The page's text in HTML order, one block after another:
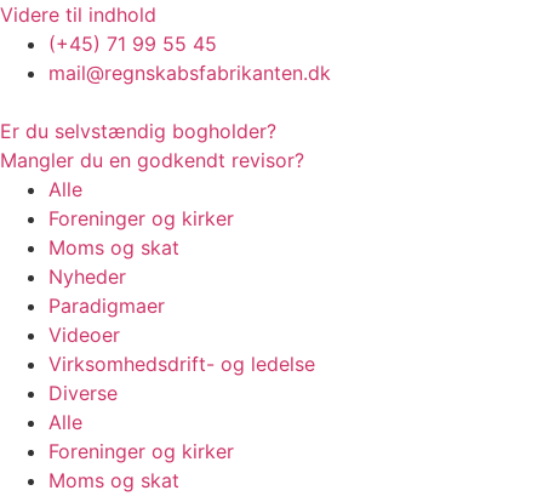
Videre til indhold
(+45) 71 99 55 45
mail@regnskabsfabrikanten.dk
Er du selvstændig bogholder?
Mangler du en godkendt revisor?
Alle
Foreninger og kirker
Moms og skat
Nyheder
Paradigmaer
Videoer
Virksomhedsdrift- og ledelse
Diverse
Alle
Foreninger og kirker
Moms og skat